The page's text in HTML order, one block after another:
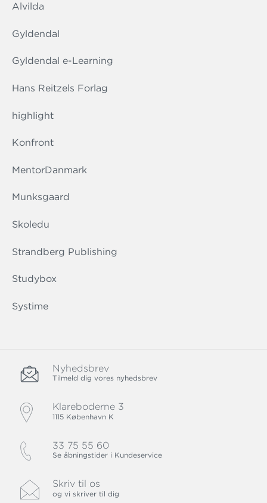
Alvilda
Gyldendal
Gyldendal e-Learning
Hans Reitzels Forlag
highlight
Konfront
MentorDanmark
Munksgaard
Skoledu
Strandberg Publishing
Studybox
Systime
Nyhedsbrev
Tilmeld dig vores nyhedsbrev
Klareboderne 3
1115 København K
33 75 55 60
Se åbningstider i Kundeservice
Skriv til os
og vi skriver til dig